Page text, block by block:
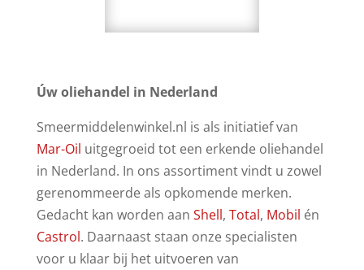
Úw oliehandel in Nederland
Smeermiddelenwinkel.nl is als initiatief van
Mar-Oil uitgegroeid tot een erkende oliehandel
in Nederland. In ons assortiment vindt u zowel
gerenommeerde als opkomende merken.
Gedacht kan worden aan Shell, Total, Mobil én
Castrol. Daarnaast staan onze specialisten
voor u klaar bij het uitvoeren van